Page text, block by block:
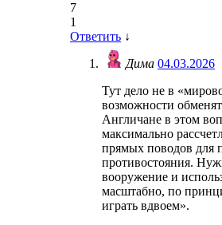
7
1
Ответить ↓
Дима 04.03.2026
Тут дело не в
возможности
Англичане в этом
максимально
прямых поводов для
противостояния.
вооружение и
масштабно, по
играть вдвоем».